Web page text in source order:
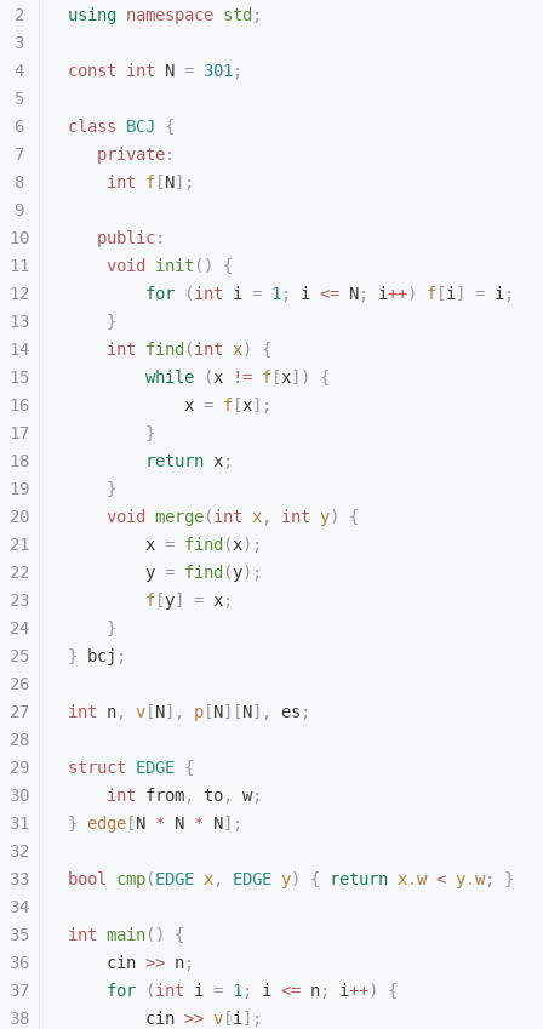
using namespace std ;
const int N = 301 ;
class BCJ {
   private
:
    int
f [N];
   public
:
    void
init ()
{
        for
(int i = 1 ; i <= N; i++) f [i ] = i ;
    }
    int
find (int x)
{
        while
(x != f [x])
{
            x
= f [x];
        }
        return
x;
    }
    void
merge(int x, int y)
{
        x
= find (x);
        y
= find (y);
        f
[y] = x;
    }
} bcj ;
int n, v [N], p [N][N], es ;
struct EDGE {
    int
from, to, w;
} edge [N * N * N];
bool cmp(EDGE x, EDGE y) { return x.w < y.w; }
int main()
{
    cin
>> n;
    for
(int i = 1 ; i <= n; i++)
{
        cin
>> v [i ];